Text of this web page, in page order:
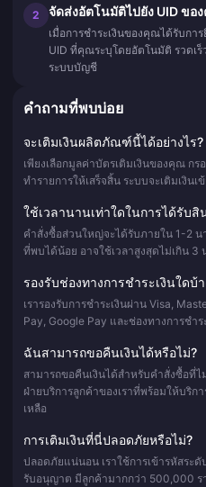
2 จัดส่งอัตโนมัติไปยัง UID ขอ
เมื่อการชำระเงินของคุณได้รับกา
UID ที่คุณระบุโดยอัตโนมัติ รวดเ
ระบบบัญชี
คำถามที่พบบ่อย
จะเติมเงินผลิตภัณฑ์นี้ได้อย่างไร?
เพียงเลือกมูลค่าบัตรเติมเงินของคุณ กร
ทำรายการให้เสร็จสิ้น ระบบจะเติมเงิ
ใช้เวลานานเท่าใดในการได้รับสิ
คำสั่งซื้อส่วนใหญ่จะได้รับภายใน 1-2
ที่พบได้น้อย อาจใช้เวลาสูงสุดไม่เกิน 3
รองรับช่องทางการชำระเงินใดบ้า
เรารองรับการชำระเงินผ่าน Visa,
Pay, Google Pay และช่องทางการชำ
ฉันสามารถขอคืนเงินได้หรือไม่?
สามารถขอคืนเงินได้สำหรับคำสั่งซื้อที่
ฝ่ายบริการลูกค้าของเราที่พร้อมให้บริ
เหลือ
การเติมเงินที่นี่ปลอดภัยหรือไม่?
ปลอดภัยแน่นอน เราใช้การเข้ารหัสระ
รับอนุญาต มีลูกค้ามากกว่า 500,000 รา